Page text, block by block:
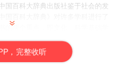
国百科大辞典出版社鉴于社会的发
的两个重点，即文化、科学基础学
历史等学科的下限起于初中，并以
，上限达现代的科学前沿；政治、
P，完整收听